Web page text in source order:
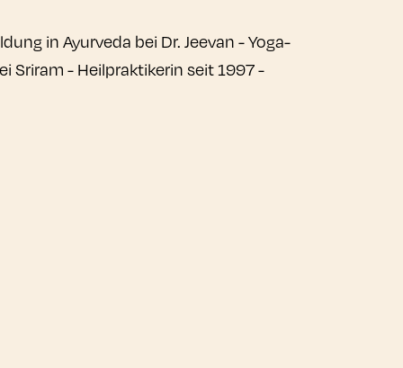
in Ayurveda bei Dr. Jeevan - Yoga-
Sriram - Heilpraktikerin seit 1997 -